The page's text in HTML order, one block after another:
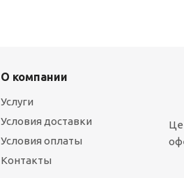
О компании
Услуги
Условия доставки
Условия оплаты
Контакты